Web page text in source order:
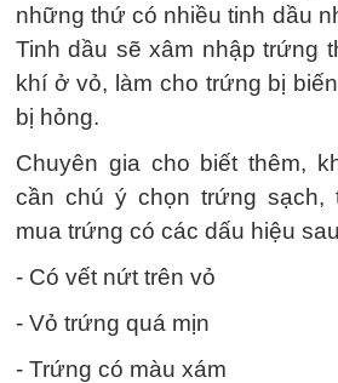
những thứ có nhiều tinh dầu
Tinh dầu sẽ xâm nhập trứng
khí ở vỏ, làm cho trứng bị
bị hỏng.
Chuyên gia cho biết thêm,
cần chú ý chọn trứng sạch,
mua trứng có các dấu hiệu
- Có vết nứt trên vỏ
- Vỏ trứng quá mịn
- Trứng có màu xám